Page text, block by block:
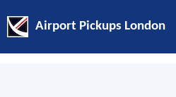
Airport Pickups London